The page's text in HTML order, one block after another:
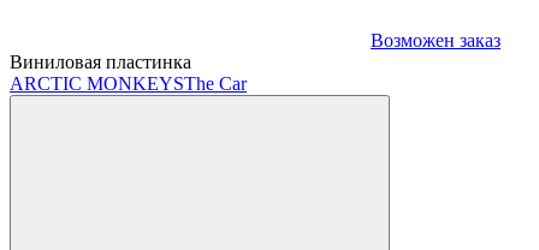
Возможен заказ
Виниловая пластинка
ARCTIC MONKEYSThe Car